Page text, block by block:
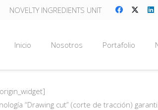
NOVELTY INGREDIENTS UNIT
Inicio Nosotros Portafolio
“Drawing cut” (corte de tracción)